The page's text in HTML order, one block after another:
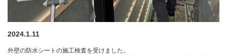
2024.1.11
外壁の防水シートの施工検査を受けました。